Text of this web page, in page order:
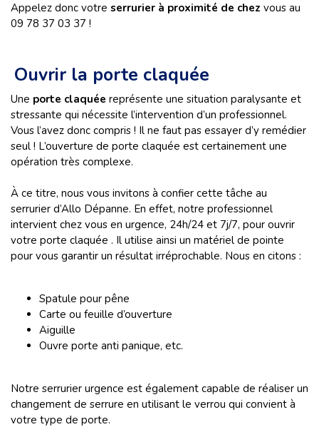
Appelez donc votre serrurier à proximité de chez vous au
09 78 37 03 37 !
Ouvrir la porte claquée
Une porte claquée représente une situation paralysante et
stressante qui nécessite l’intervention d’un professionnel.
Vous l’avez donc compris ! Il ne faut pas essayer d’y remédier
seul ! L’ouverture de porte claquée est certainement une
opération très complexe.
À ce titre, nous vous invitons à confier cette tâche au
serrurier d’Allo Dépanne. En effet, notre professionnel
intervient chez vous en urgence, 24h/24 et 7j/7, pour ouvrir
votre porte claquée . Il utilise ainsi un matériel de pointe
pour vous garantir un résultat irréprochable. Nous en citons :
Spatule pour pêne
Carte ou feuille d’ouverture
Aiguille
Ouvre porte anti panique, etc.
Notre serrurier urgence est également capable de réaliser un
changement de serrure en utilisant le verrou qui convient à
votre type de porte.